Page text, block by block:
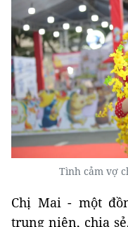
Tình cảm vợ
Chị Mai - một
trung niên, chia